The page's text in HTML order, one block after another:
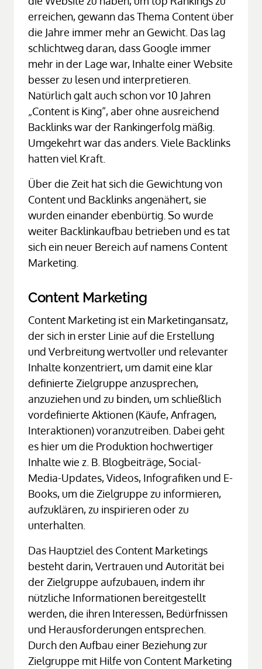
erreichen, gewann das Thema Content über
die Jahre immer mehr an Gewicht. Das lag
schlichtweg daran, dass Google immer
mehr in der Lage war, Inhalte einer Website
besser zu lesen und interpretieren.
Natürlich galt auch schon vor 10 Jahren
„Content is King“, aber ohne ausreichend
Backlinks war der Rankingerfolg mäßig.
Umgekehrt war das anders. Viele Backlinks
hatten viel Kraft.
Über die Zeit hat sich die Gewichtung von
Content und Backlinks angenähert, sie
wurden einander ebenbürtig. So wurde
weiter Backlinkaufbau betrieben und es tat
sich ein neuer Bereich auf namens Content
Marketing.
Content Marketing
Content Marketing ist ein Marketingansatz,
der sich in erster Linie auf die Erstellung
und Verbreitung wertvoller und relevanter
Inhalte konzentriert, um damit eine klar
definierte Zielgruppe anzusprechen,
anzuziehen und zu binden, um schließlich
vordefinierte Aktionen (Käufe, Anfragen,
Interaktionen) voranzutreiben. Dabei geht
es hier um die Produktion hochwertiger
Inhalte wie z. B. Blogbeiträge, Social-
Media-Updates, Videos, Infografiken und E-
Books, um die Zielgruppe zu informieren,
aufzuklären, zu inspirieren oder zu
unterhalten.
Das Hauptziel des Content Marketings
besteht darin, Vertrauen und Autorität bei
der Zielgruppe aufzubauen, indem ihr
nützliche Informationen bereitgestellt
werden, die ihren Interessen, Bedürfnissen
und Herausforderungen entsprechen.
Durch den Aufbau einer Beziehung zur
Zielgruppe mit Hilfe von Content Marketing